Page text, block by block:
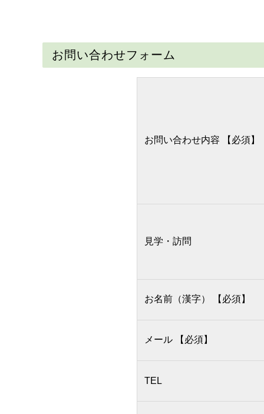
お問い合わせフォーム
お問い合わせ内容 【必須】
見学・訪問
お名前（漢字） 【必須】
メール 【必須】
TEL